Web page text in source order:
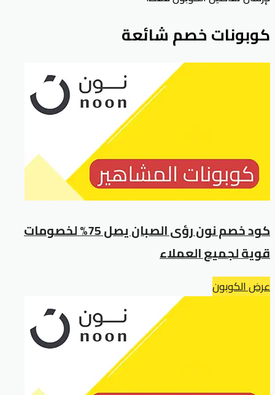
كوبونات خصم شائعة
كود خصم نون رؤى الصبان يصل 75% لخصومات
قوية لجميع العملاء
عرض الكوبون